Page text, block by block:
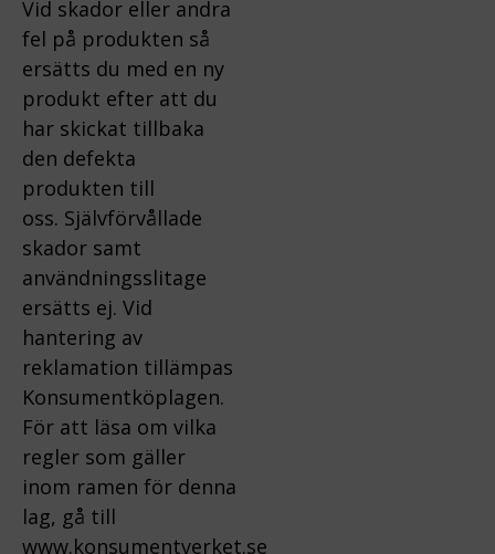
Vid skador eller andra
fel på produkten så
ersätts du med en ny
produkt efter att du
har skickat tillbaka
den defekta
produkten till
oss. Självförvållade
skador samt
användningsslitage
ersätts ej. Vid
hantering av
reklamation tillämpas
Konsumentköplagen.
För att läsa om vilka
regler som gäller
inom ramen för denna
lag, gå till
www.konsumentverket.se